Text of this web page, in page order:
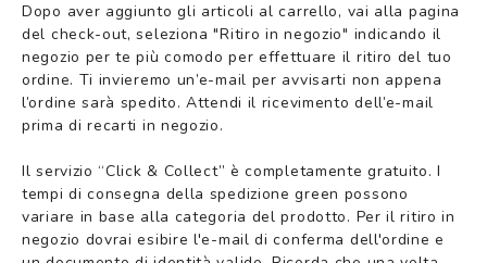
Dopo aver aggiunto gli articoli al carrello, vai alla pagina
del check-out, seleziona "Ritiro in negozio" indicando il
negozio per te più comodo per effettuare il ritiro del tuo
ordine. Ti invieremo un’e-mail per avvisarti non appena
l’ordine sarà spedito. Attendi il ricevimento dell’e-mail
prima di recarti in negozio.
Il servizio “Click & Collect” è completamente gratuito. I
tempi di consegna della spedizione green possono
variare in base alla categoria del prodotto. Per il ritiro in
negozio dovrai esibire l'e-mail di conferma dell'ordine e